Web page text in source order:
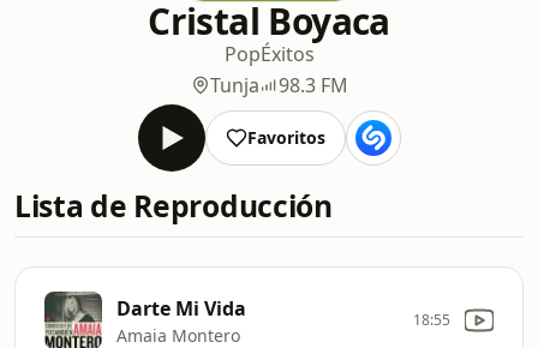
Cristal Boyaca
PopÉxitos
Tunja
98.3 FM
Favoritos
Lista de Reproducción
Darte Mi Vida
Amaia Montero
18:55